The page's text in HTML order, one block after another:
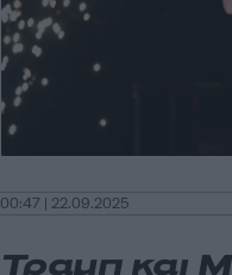
00:47 | 22.09.2025
Τραμπ και